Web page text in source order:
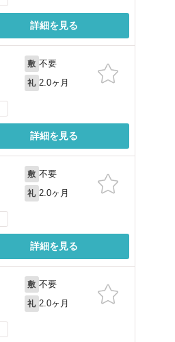
詳細を見る
敷 不要
礼 2.0ヶ月
詳細を見る
敷 不要
礼 2.0ヶ月
詳細を見る
敷 不要
礼 2.0ヶ月